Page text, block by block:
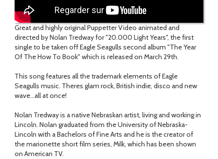
Great and highly original Puppetter Video animated and
directed by Nolan Tredway for "20.000 Light Years", the first
single to be taken off Eagle Seagulls second album "The Year
Of The How To Book" which is released on March 29th.
This song features all the trademark elements of Eagle
Seagulls music. Theres glam rock, British indie, disco and new
wave...all at once!
Nolan Tredway is a native Nebraskan artist, living and working in
Lincoln. Nolan graduated from the University of Nebraska-
Lincoln with a Bachelors of Fine Arts and he is the creator of
the marionette short film series, Milk, which has been shown
on American TV.